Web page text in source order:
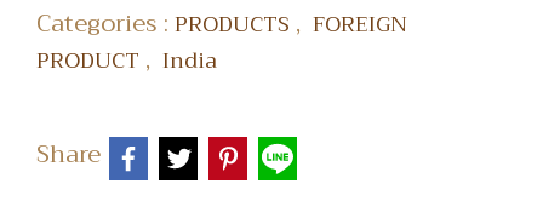
Categories :PRODUCTS , FOREIGN
PRODUCT , India
Share